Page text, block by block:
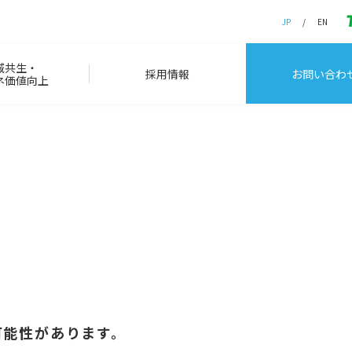
JP EN
共生・
価値向上
採用情報 お問い合わ
性があります。